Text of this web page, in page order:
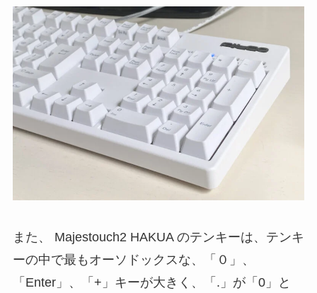
また、 Majestouch2 HAKUA のテンキーは、テンキ
ーの中で最もオーソドックスな、「０」、
「Enter」、「+」キーが大きく、「.」が「0」と